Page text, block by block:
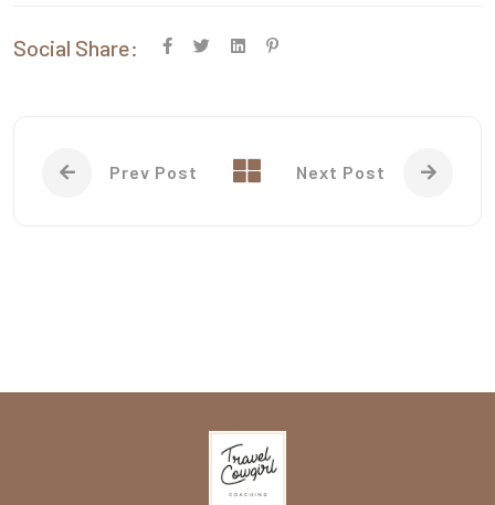
Social Share:
Prev Post Next Post